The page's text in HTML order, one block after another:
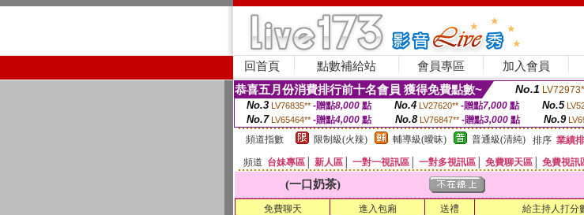
回首頁 點數補給站 會員專區 加入會員
恭喜五月份消費排行前十名會員 獲得免費點數~ No.1
No.3 LV76835** -贈點8,000點 No.4 LV27620** -贈點7,000點 No.5
No.7 LV65464** -贈點4,000 點 No.8 LV76847** -贈點3,000 點 No.9
頻道指數
限制級(火辣) 輔導級(曖昧) 普通級(清純) 排序 業績
頻道 台妹專區 新人區 一對一視訊區 一對多視訊區 免費聊天區 免費視訊
(一口奶茶)
免費聊天 進入包廂 送禮 給主持人打分